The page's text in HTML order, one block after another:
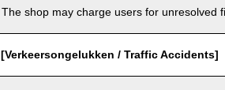
The shop may charge users for unresolved
[Verkeersongelukken / Traffic Accidents]